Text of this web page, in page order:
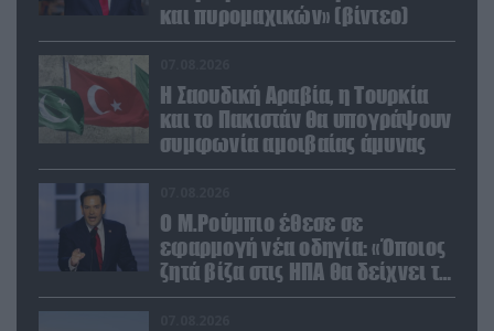
και πυρομαχικών» (βίντεο)
Η Σαουδική Αραβία, η Τουρκία
και το Πακιστάν θα υπογράψουν
συμφωνία αμοιβαίας άμυνας
Ο Μ.Ρούμπιο έθεσε σε
εφαρμογή νέα οδηγία: «Όποιος
ζητά βίζα στις ΗΠΑ θα δείχνει τα
social media – Τίποτα κρυφό»